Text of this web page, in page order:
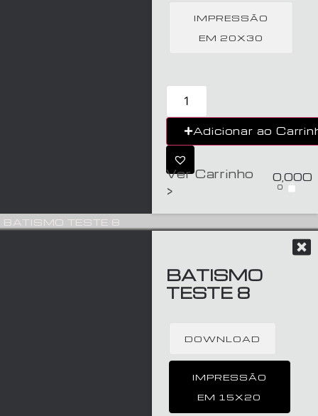
IMPRESSÃO
EM 20X30
Adicionar ao
Ver Carrinho
>
0,00€
0
BATISMO TESTE 8
BATISMO
TESTE 8
DOWNLOAD
IMPRESSÃO
EM 15X20